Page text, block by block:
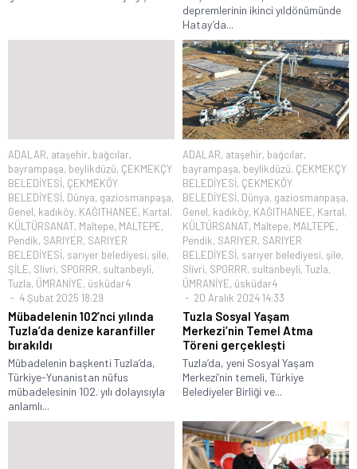
depremlerinin ikinci yıldönümünde
Hatay’da...
ADALAR, ataşehir, bağcılar,
bayrampaşa, beylikdüzü, ÇEKMEKÇY
BELEDİYESİ, ÇEKMEKÖY
BELEDİYESİ, Dünya, gaziosmanpaşa,
Genel, kadıköy, KAĞITHANEE, Kartal,
KÜLTÜRSANAT, Maltepe, MALTEPE,
Pendik, SARIYER, SARIYER
BELEDİYESİ, sarıyer belediyesi, şile,
ŞİLE, Slivri, SPORRR, sultanbeyli,
Tuzla, ÜMRANİYE, üsküdar4
4 Şubat 2025 18:29
Mübadelenin 102’nci yılında
Tuzla’da denize karanfiller
bırakıldı
Mübadelenin başkenti Tuzla’da,
Türkiye-Yunanistan nüfus
mübadelesinin 102. yılı dolayısıyla
anlamlı...
ADALAR, ataşehir, bağcılar,
bayrampaşa, beylikdüzü, ÇEKMEKÇY
BELEDİYESİ, ÇEKMEKÖY
BELEDİYESİ, Dünya, gaziosmanpaşa,
Genel, kadıköy, KAĞITHANEE, Kartal,
KÜLTÜRSANAT, Maltepe, MALTEPE,
Pendik, SARIYER, SARIYER
BELEDİYESİ, sarıyer belediyesi, şile,
Slivri, SPORRR, sultanbeyli, Tuzla,
ÜMRANİYE, üsküdar4
20 Aralık 2024 14:33
Tuzla Sosyal Yaşam
Merkezi’nin Temel Atma
Töreni gerçekleşti
Tuzla’da, yeni Sosyal Yaşam
Merkezi’nin temeli, Türkiye
Belediyeler Birliği ve...